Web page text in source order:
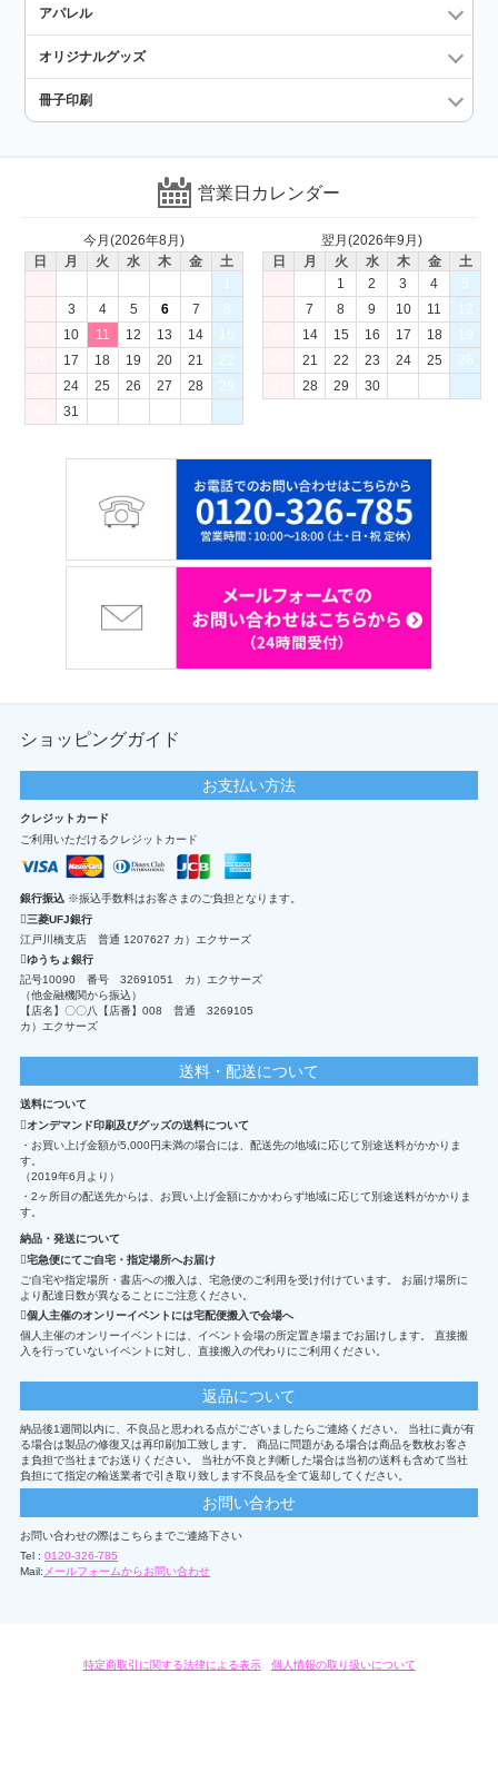
アパレル
オリジナルグッズ
冊子印刷
営業日カレンダー
今月(2026年8月)
日
月 火 水 木 金
土
1
3 4 5 6 7
8
10 11 12 13 14
15
17 18 19 20 21
22
24 25 26 27 28
29
31
翌月(2026年9月)
日
月 火 水 木 金
土
1
2 3 4
5
7 8 9 10 11
12
14 15 16 17 18
19
21 22 23 24 25
26
28 29 30
ショッピングガイド
お支払い方法
クレジットカード
ご利用いただけるクレジットカード
銀行振込 ※振込手数料はお客さまのご負担となります。
三菱UFJ銀行
江戸川橋支店 普通 1207627 カ）エクサーズ
ゆうちょ銀行
記号10090 番号 32691051 カ）エクサーズ
（他金融機関から振込）
【店名】〇〇八【店番】008 普通 3269105
カ）エクサーズ
送料・配送について
送料について
オンデマンド印刷及びグッズの送料について
・お買い上げ金額が5,000円未満の場合には、配送先の地域に応じて別途送料がかかりま
す。
（2019年6月より）
・2ヶ所目の配送先からは、お買い上げ金額にかかわらず地域に応じて別途送料がかかりま
す。
納品・発送について
宅急便にてご自宅・指定場所へお届け
ご自宅や指定場所・書店への搬入は、宅急便のご利用を受け付けています。 お届け場所に
より配達日数が異なることにご注意ください。
個人主催のオンリーイベントには宅配便搬入で会場へ
個人主催のオンリーイベントには、イベント会場の所定置き場までお届けします。 直接搬
入を行っていないイベントに対し、直接搬入の代わりにご利用ください。
返品について
納品後1週間以内に、不良品と思われる点がございましたらご連絡ください。 当社に責が有
る場合は製品の修復又は再印刷加工致します。 商品に問題がある場合は商品を数枚お客さ
ま負担で当社までお送りください。 当社が不良と判断した場合は当初の送料も含めて当社
負担にて指定の輸送業者で引き取り致します不良品を全て返却してください。
お問い合わせ
お問い合わせの際はこちらまでご連絡下さい
Tel : 0120-326-785
Mail: メールフォームからお問い合わせ
特定商取引に関する法律による表示/ 個人情報の取り扱いについて